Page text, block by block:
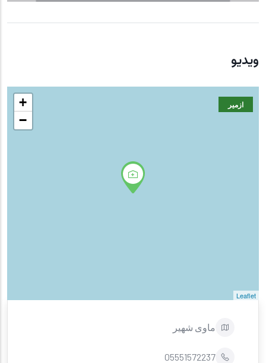
ویدیو
ازمیر
+
−
Leaflet
ماوی شهیر
05551572237